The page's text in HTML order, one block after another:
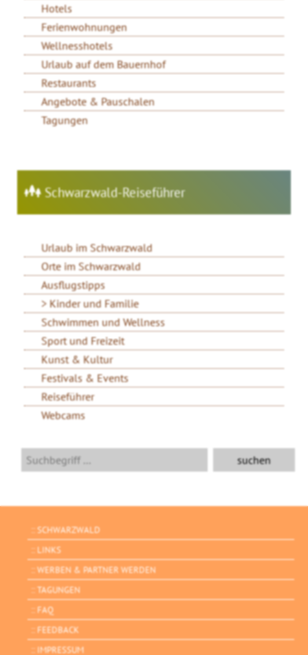
Hotels
Ferienwohnungen
Wellnesshotels
Urlaub auf dem Bauernhof
Restaurants
Angebote & Pauschalen
Tagungen
Schwarzwald-Reiseführer
Urlaub im Schwarzwald
Orte im Schwarzwald
Ausflugstipps
Kinder und Familie
Schwimmen und Wellness
Sport und Freizeit
Kunst & Kultur
Festivals & Events
Reiseführer
Webcams
SCHWARZWALD
LINKS
WERBEN & PARTNER WERDEN
TAGUNGEN
FAQ
FEEDBACK
IMPRESSUM